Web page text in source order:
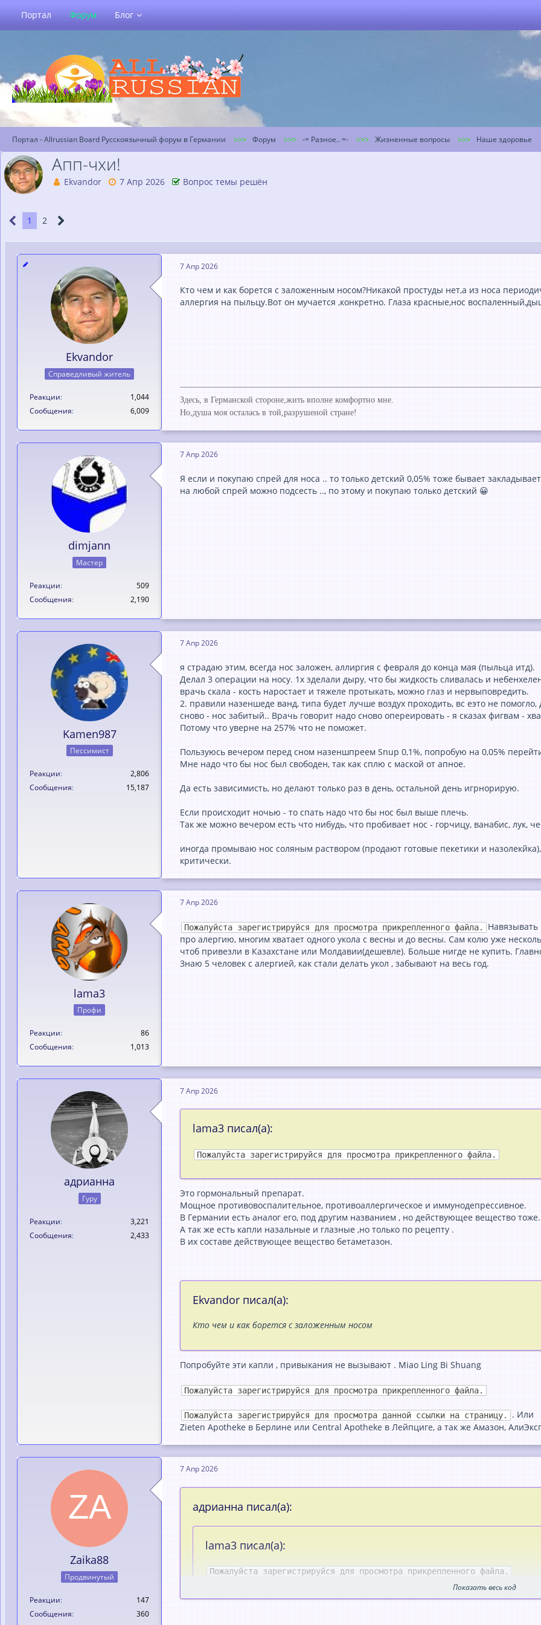
Портал Форум Блог
Портал - Allrussian Board Русскоязычный форум в Германии Форум -= Разное.. =- Жизненные вопросы Наше здоровье
Апп-чхи!
Ekvandor 7 Апр 2026 Вопрос темы решён
1 2
Ekvandor
Справедливый житель
Реакции
1,044
Сообщения
6,009
7 Апр 2026
Кто чем и как борется с заложенным носом?Никакой простуды нет,а из носа
аллергия на пыльцу.Вот он мучается ,конкретно. Глаза красные,нос
Здесь, в Германской стороне,жить вполне комфортно мне.
Но,душа моя осталась в той,разрушеной стране!
dimjann
Мастер
Реакции
509
Сообщения
2,190
7 Апр 2026
Я если и покупаю спрей для носа .. то только детский 0,05% тоже бывает
на любой спрей можно подсесть .., по этому и покупаю только детский 😀
Kamen987
Пессимист
Реакции
2,806
Сообщения
15,187
7 Апр 2026
я страдаю этим, всегда нос заложен, аллиргия с февраля до конца мая (пыльца итд).
Делал 3 операции на носу. 1х зделали дыру, что бы жидкость сливалась и
врачь скала - кость наростает и тяжеле протыкать, можно глаз и нервыповредить.
2. правили назеншеде ванд, типа будет лучше воздух проходить, вс еэто не
сново - нос забитый.. Врачь говорит надо сново опереировать - я сказах фигвам -
Потому что уверне на 257% что не поможет.
Пользуюсь вечером перед сном назеншпреем Snup 0,1%, попробую на 0,05%
Мне надо что бы нос был свободен, так как сплю с маской от апное.
Да есть зависимисть, но делают только раз в день, остальной день игрнорирую.
Если происходит ночью - то спать надо что бы нос был выше плечь.
Так же можно вечером есть что нибудь, что пробивает нос - горчицу, ванабис, лук,
иногда промываю нос соляным раствором (продают готовые пекетики и
критически.
lama3
Профи
Реакции
86
Сообщения
1,013
7 Апр 2026
Пожалуйста зарегистрируйся для просмотра прикрепленного файла.
про алергию, многим хватает одного укола с весны и до весны. Сам колю уже
чтоб привезли в Казахстане или Молдавии(дешевле). Больше нигде не купить.
Знаю 5 человек с алергией, как стали делать укол , забывают на весь год.
адрианна
Гуру
Реакции
3,221
Сообщения
2,433
7 Апр 2026
lama3 писал(а):
Пожалуйста зарегистрируйся для просмотра прикрепленного файла.
Это гормональный препарат.
Мощное противовоспалительное, противоаллергическое и иммунодепрессивное.
В Германии есть аналог его, под другим названием , но действующее вещество тоже.
А так же есть капли назальные и глазные ,но только по рецепту .
В их составе действующее вещество бетаметазон.
Ekvandor писал(а):
Кто чем и как борется с заложенным носом
Попробуйте эти капли , привыкания не вызывают . Miao Ling Bi Shuang
Пожалуйста зарегистрируйся для просмотра прикрепленного файла.
Пожалуйста зарегистрируйся для просмотра данной ссылки на страницу.
. Или
Zieten Apotheke в Берлине или Central Apotheke в Лейпциге, а так же Амазон,
Zaika88
Продвинутый
Реакции
147
Сообщения
360
7 Апр 2026
адрианна писал(а):
lama3 писал(а):
Пожалуйста зарегистрируйся для просмотра прикрепленного файла.
Показать весь код